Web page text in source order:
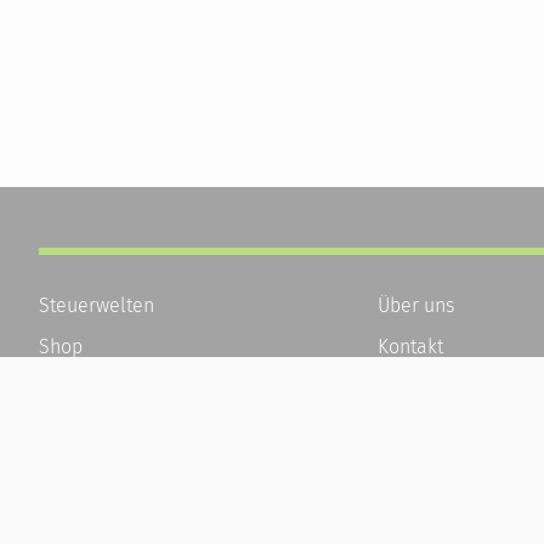
Steuerwelten
Shop
Über uns
Kontakt